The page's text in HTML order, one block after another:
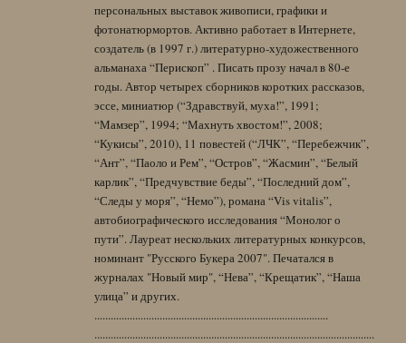
персональных выставок живописи, графики и
фотонатюрмортов. Активно работает в Интернете,
создатель (в 1997 г.) литературно-художественного
альманаха “Перископ” . Писать прозу начал в 80-е
годы. Автор четырех сборников коротких рассказов,
эссе, миниатюр (“Здравствуй, муха!”, 1991;
“Мамзер”, 1994; “Махнуть хвостом!”, 2008;
“Кукисы”, 2010), 11 повестей (“ЛЧК”, “Перебежчик”,
“Ант”, “Паоло и Рем”, “Остров”, “Жасмин”, “Белый
карлик”, “Предчувствие беды”, “Последний дом”,
“Следы у моря”, “Немо”), романа “Vis vitalis”,
автобиографического исследования “Монолог о
пути”. Лауреат нескольких литературных конкурсов,
номинант "Русского Букера 2007". Печатался в
журналах "Новый мир", “Нева”, “Крещатик”, “Наша
улица” и других.
......................................................................................
.......................................................................................................